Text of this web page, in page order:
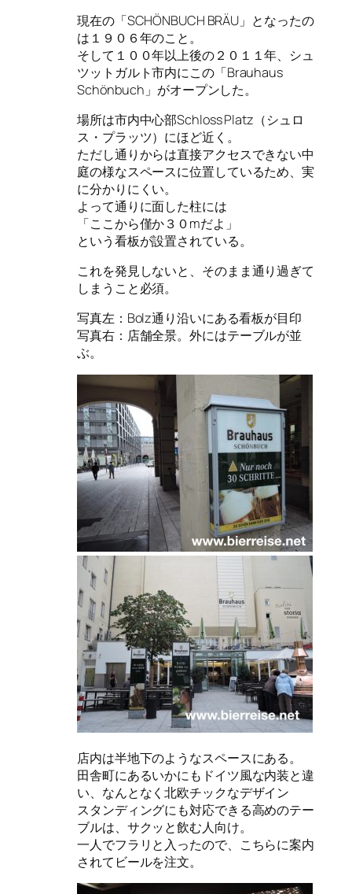
現在の「SCHÖNBUCH BRÄU」となったの
は１９０６年のこと。
そして１００年以上後の２０１１年、シュ
ツットガルト市内にこの「Brauhaus
Schönbuch」がオープンした。
場所は市内中心部Schloss Platz（シュロ
ス・プラッツ）にほど近く。
ただし通りからは直接アクセスできない中
庭の様なスペースに位置しているため、実
に分かりにくい。
よって通りに面した柱には
「ここから僅か３０mだよ」
という看板が設置されている。
これを発見しないと、そのまま通り過ぎて
しまうこと必須。
写真左：Bolz通り沿いにある看板が目印
写真右：店舗全景。外にはテーブルが並
ぶ。
店内は半地下のようなスペースにある。
田舎町にあるいかにもドイツ風な内装と違
い、なんとなく北欧チックなデザイン
スタンディングにも対応できる高めのテー
ブルは、サクッと飲む人向け。
一人でフラリと入ったので、こちらに案内
されてビールを注文。